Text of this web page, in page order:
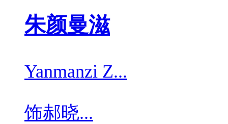
朱颜曼滋
Yanmanzi Z...
饰郝晓...